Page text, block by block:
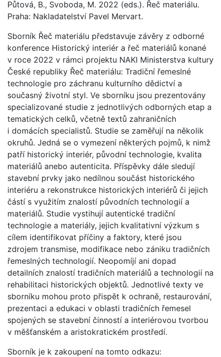
Půtová, B., Svoboda, M. 2022 (eds.). Řeč materiálu.
Praha: Nakladatelství Pavel Mervart.
Sborník Řeč materiálu představuje závěry z odborné
konference Historický interiér a řeč materiálů konané
v roce 2022 v rámci projektu NAKI Ministerstva kultury
České republiky Řeč materiálu: Tradiční řemeslné
technologie pro záchranu kulturního dědictví a
současný životní styl. Ve sborníku jsou prezentovány
specializované studie z jednotlivých odborných etap a
tematických celků, včetně textů zahraničních
i domácích specialistů. Studie se zaměřují na několik
okruhů. Jedná se o vymezení některých pojmů, k nimž
patří historický interiér, původní technologie, kvalita
materiálů anebo autenticita. Příspěvky dále sledují
stavební prvky jako nedílnou součást historického
interiéru a rekonstrukce historických interiérů či jejich
částí s využitím znalostí původních technologií a
materiálů. Studie vystihují autentické tradiční
technologie a materiály, jejich kvalitativní výzkum s
cílem identifikovat příčiny a faktory, které jsou
zdrojem transmise, modifikace nebo zániku tradičních
řemeslných technologií. Neopomíjí ani dopad
detailních znalostí tradičních materiálů a technologií na
rehabilitaci historických objektů. Jednotlivé texty ve
sborníku mohou proto přispět k ochraně, restaurování,
prezentaci a edukaci v oblasti tradičních řemesel
spojených se stavební činností a interiérovou tvorbou
v měšťanském a aristokratickém prostředí.
Sborník je k zakoupení na tomto odkazu: